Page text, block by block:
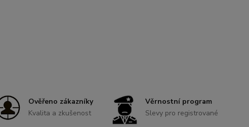
Ověřeno zákazníky
Kvalita a zkušenost
Věrnostní program
Slevy pro registrované